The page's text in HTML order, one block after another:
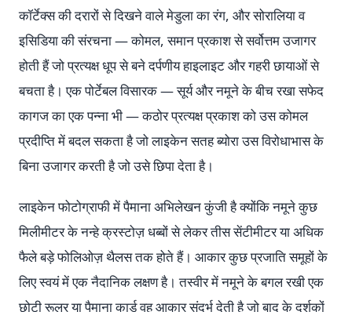
कॉर्टेक्स की दरारों से दिखने वाले मेडुला का रंग, और सोरालिया व
इसिडिया की संरचना — कोमल, समान प्रकाश से सर्वोत्तम उजागर
होती हैं जो प्रत्यक्ष धूप से बने दर्पणीय हाइलाइट और गहरी छायाओं से
बचता है। एक पोर्टेबल विसारक — सूर्य और नमूने के बीच रखा सफेद
कागज का एक पन्ना भी — कठोर प्रत्यक्ष प्रकाश को उस कोमल
प्रदीप्ति में बदल सकता है जो लाइकेन सतह ब्योरा उस विरोधाभास के
बिना उजागर करती है जो उसे छिपा देता है।
लाइकेन फोटोग्राफी में पैमाना अभिलेखन कुंजी है क्योंकि नमूने कुछ
मिलीमीटर के नन्हे क्रस्टोज़ धब्बों से लेकर तीस सेंटीमीटर या अधिक
फैले बड़े फोलिओज़ थैलस तक होते हैं। आकार कुछ प्रजाति समूहों के
लिए स्वयं में एक नैदानिक लक्षण है। तस्वीर में नमूने के बगल रखी एक
छोटी रूलर या पैमाना कार्ड वह आकार संदर्भ देती है जो बाद के दर्शकों